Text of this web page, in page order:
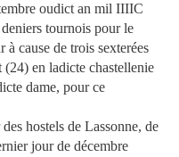
oudict an mil IIIIC
tournois pour le
cause de trois sexterées
(24) en ladicte chastellenie
dame, pour ce
hostels de Lassonne, de
jour de décembre